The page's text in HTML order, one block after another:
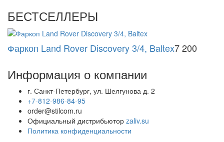
БЕСТСЕЛЛЕРЫ
Фаркоп Land Rover Discovery 3/4, Baltex7 200
Информация о компании
г. Санкт-Петербург, ул. Шелгунова д. 2
+7-812-986-84-95
order@stilcom.ru
Официальный дистрибьютор zaliv.su
Политика конфиденциальности